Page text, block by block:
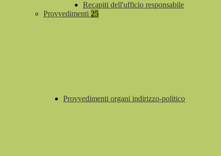
Recapiti dell'ufficio responsabile
Provvedimenti 25
Provvedimenti organi indirizzo-politico